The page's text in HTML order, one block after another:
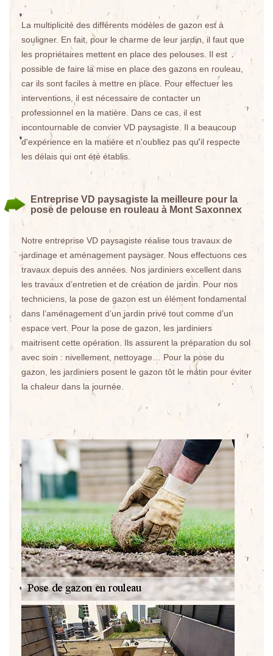
La multiplicité des différents modèles de gazon est à
souligner. En fait, pour le charme de leur jardin, il faut que
les propriétaires mettent en place des pelouses. Il est
possible de faire la mise en place des gazons en rouleau,
car ils sont faciles à mettre en place. Pour effectuer les
interventions, il est nécessaire de contacter un
professionnel en la matière. Dans ce cas, il est
incontournable de convier VD paysagiste. Il a beaucoup
d'expérience en la matière et n'oubliez pas qu'il respecte
les délais qui ont été établis.
Entreprise VD paysagiste la meilleure pour la
pose de pelouse en rouleau à Mont Saxonnex
Notre entreprise VD paysagiste réalise tous travaux de
jardinage et aménagement paysager. Nous effectuons ces
travaux depuis des années. Nos jardiniers excellent dans
les travaux d’entretien et de création de jardin. Pour nos
techniciens, la pose de gazon est un élément fondamental
dans l’aménagement d’un jardin privé tout comme d’un
espace vert. Pour la pose de gazon, les jardiniers
maitrisent cette opération. Ils assurent la préparation du sol
avec soin : nivellement, nettoyage… Pour la pose du
gazon, les jardiniers posent le gazon tôt le matin pour éviter
la chaleur dans la journée.